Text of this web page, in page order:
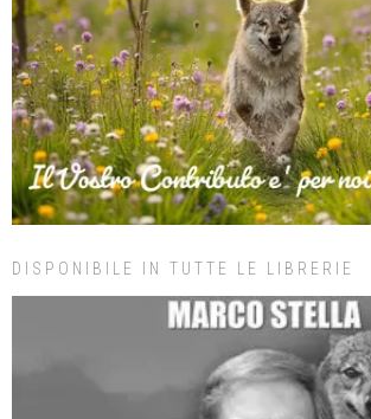
DISPONIBILE IN TUTTE LE LIBRERIE